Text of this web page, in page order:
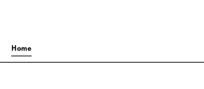
Home